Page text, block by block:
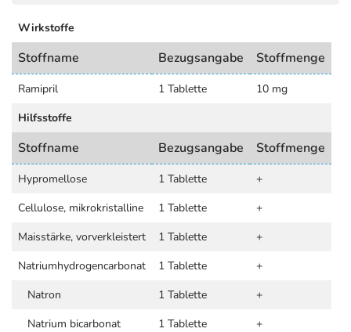
Wirkstoffe
Stoffname Bezugsangabe Stoffmenge
Ramipril 1 Tablette
10 mg
Hilfsstoffe
Stoffname Bezugsangabe Stoffmenge
Hypromellose 1 Tablette
+
Cellulose, mikrokristalline
1 Tablette
+
Maisstärke, vorverkleistert
1 Tablette
+
Natriumhydrogencarbonat
1 Tablette
+
Natron
1 Tablette
+
Natrium bicarbonat
1 Tablette
+